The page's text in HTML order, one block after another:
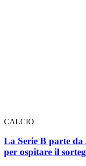
CALCIO
La Serie B parte
per ospitare il